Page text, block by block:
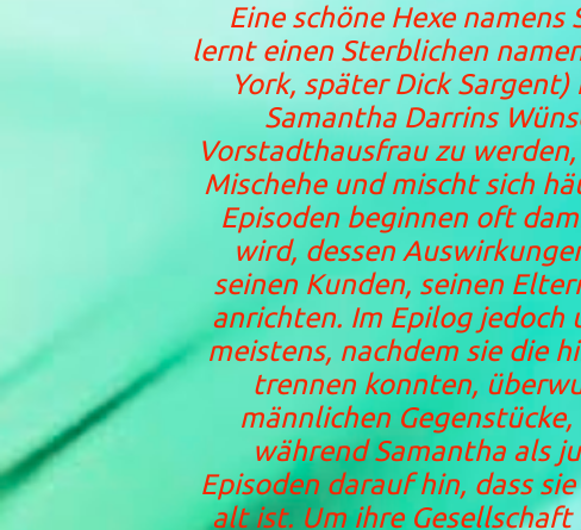
Eine schöne Hexe
lernt einen Sterblichen
York, später Dick
Samantha Darrins
Vorstadthausfrau zu
Mischehe und mischt sich
Episoden beginnen oft
wird, dessen
seinen Kunden, seinen
anrichten. Im Epilog jedoch
meistens, nachdem sie die
trennen konnten,
männlichen
während Samantha als
Episoden darauf hin, dass
alt ist. Um ihre